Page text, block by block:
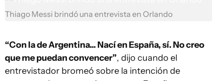
Thiago Messi brindó una entrevista en Orlando
“Con la de Argentina... Nací en España, sí. No creo
que me puedan convencer”, dijo cuando el
entrevistador bromeó sobre la intención de